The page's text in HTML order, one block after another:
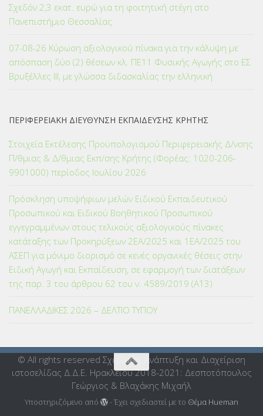
Σχεδόν 2,3 εκατ. ευρώ για τη φοιτητική στέγη στο
Πανεπιστήμιο Θεσσαλίας
07-08-26 Κύρωση αξιολογικού πίνακα για την κάλυψη με
απόσπαση δύο (2) θέσεων κλ. ΠΕ11 Φυσικής Αγωγής στο ΕΣ
Βρυξέλλες ΙΙΙ, με γλώσσα διδασκαλίας την ελληνική
ΠΕΡΙΦΕΡΕΙΑΚΗ ΔΙΕΥΘΥΝΣΗ ΕΚΠΑΙΔΕΥΣΗΣ ΚΡΗΤΗΣ
Στοιχεία Εκτέλεσης Προϋπολογισμού Περιφερειακής Δ/νσης
Π/θμιας & Δ/θμιας Εκπ/σης Κρήτης (Φορέας: 1020-206-
9901000) περίοδος Ιουλίου 2026
Πρόσκληση υποψήφιων μελών Ειδικού Εκπαιδευτικού
Προσωπικού και Ειδικού Βοηθητικού Προσωπικού
εγγεγραμμένων στους τελικούς αξιολογικούς πίνακες
κατάταξης των Προκηρύξεων 2ΕΑ/2025 και 1ΕΑ/2025 του
ΑΣΕΠ για μόνιμο διορισμό σε κενές οργανικές θέσεις στην
Ειδική Αγωγή και Εκπαίδευση, σε εφαρμογή των διατάξεων
της παρ. 3 του άρθρου 62 του ν. 4589/2019 (Α΄13)
ΠΑΝΕΛΛΑΔΙΚΕΣ 2026 – ΔΕΛΤΙΟ ΤΥΠΟΥ
© All rights reserved Σχεδίαση, Ανάπτυξη και Διαχείριση
ιστοσελίδας Δ.Δ.Ε. Ηρακλείου 2018-2021: Δεσποτόπουλος
Γεώργιος & Βλαχάκης Μιχαήλ
Υποστηριζόμενο από - Έχει σχεδιαστεί με το Θέμα Ηueman